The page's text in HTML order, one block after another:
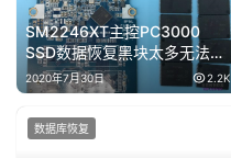
SM2246XT主控PC3000
SSD数据恢复黑块太多无法恢
复使用芯片级数据恢复成功
2020年7月30日 2.2K
数据库恢复